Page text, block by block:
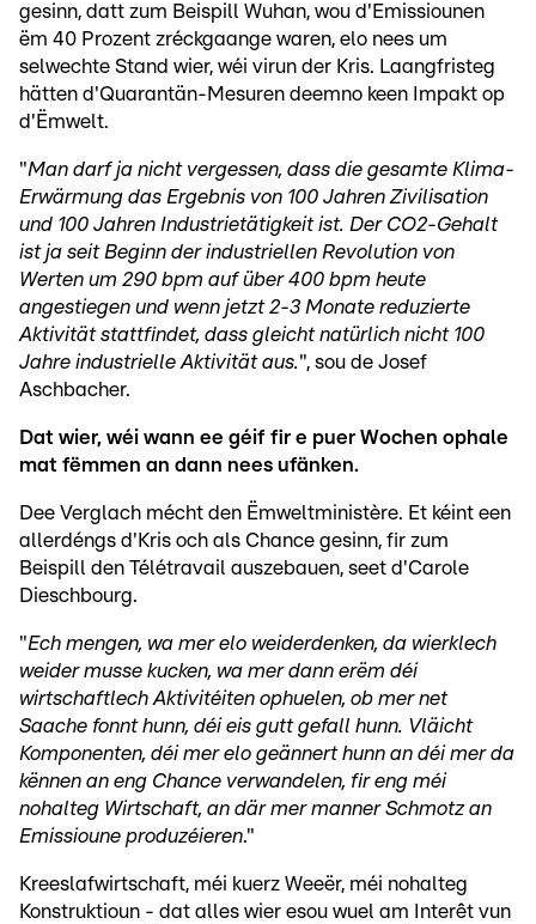
gesinn, datt zum Beispill Wuhan, wou d'Emissiounen
ëm 40 Prozent zréckgaange waren, elo nees um
selwechte Stand wier, wéi virun der Kris. Laangfristeg
hätten d'Quarantän-Mesuren deemno keen Impakt op
d'Ëmwelt.
"Man darf ja nicht vergessen, dass die gesamte Klima-
Erwärmung das Ergebnis von 100 Jahren Zivilisation
und 100 Jahren Industrietätigkeit ist. Der CO2-Gehalt
ist ja seit Beginn der industriellen Revolution von
Werten um 290 bpm auf über 400 bpm heute
angestiegen und wenn jetzt 2-3 Monate reduzierte
Aktivität stattfindet, dass gleicht natürlich nicht 100
Jahre industrielle Aktivität aus.", sou de Josef
Aschbacher.
Dat wier, wéi wann ee géif fir e puer Wochen ophale
mat fëmmen an dann nees ufänken.
Dee Verglach mécht den Ëmweltministère. Et kéint een
allerdéngs d'Kris och als Chance gesinn, fir zum
Beispill den Télétravail auszebauen, seet d'Carole
Dieschbourg.
"Ech mengen, wa mer elo weiderdenken, da wierklech
weider musse kucken, wa mer dann erëm déi
wirtschaftlech Aktivitéiten ophuelen, ob mer net
Saache fonnt hunn, déi eis gutt gefall hunn. Vläicht
Komponenten, déi mer elo geännert hunn an déi mer da
kënnen an eng Chance verwandelen, fir eng méi
nohalteg Wirtschaft, an där mer manner Schmotz an
Emissioune produzéieren."
Kreeslafwirtschaft, méi kuerz Weeër, méi nohalteg
Konstruktioun - dat alles wier esou wuel am Interêt vun